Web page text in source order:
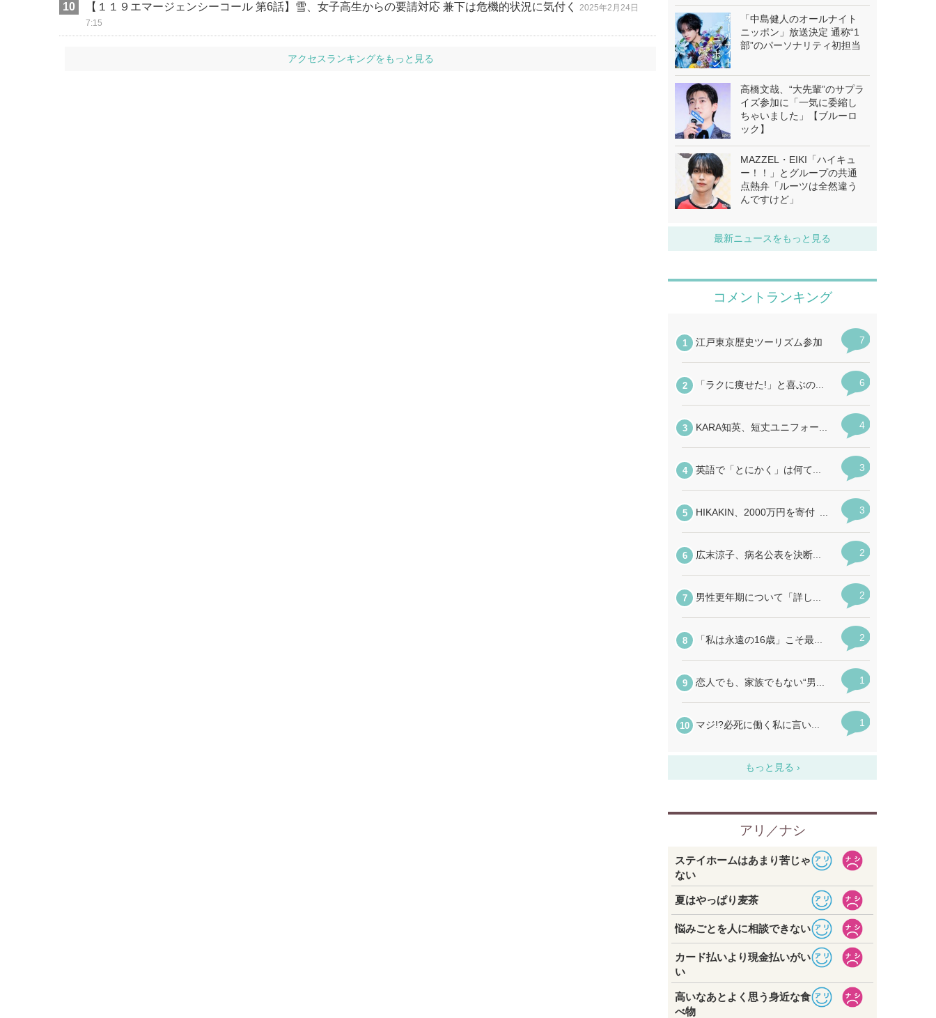
【１１９エマージェンシーコール 第6話】雪、女子高生からの要請対応 兼下は危機的状況に気付く
2025年2月24日
7:15
アクセスランキングをもっと見る
「中島健人のオールナイト
ニッポン」放送決定 通称“1
部”のパーソナリティ初担当
高橋文哉、“大先輩”のサプラ
イズ参加に「一気に委縮し
ちゃいました」【ブルーロ
ック】
MAZZEL・EIKI「ハイキュ
ー！！」とグループの共通
点熱弁「ルーツは全然違う
んですけど」
最新ニュースをもっと見る